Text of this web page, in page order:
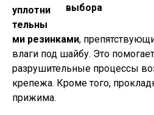
уплотни
тельны
ми резинками,
влаги под шайбу. Это
разрушительные процессы
крепежа. Кроме того,
прижима.